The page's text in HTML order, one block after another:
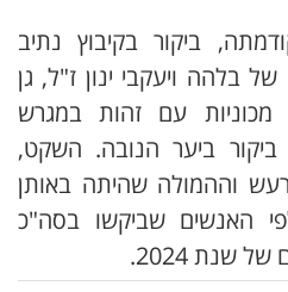
ביקור בקיבוץ נתיב
בלהה ויעקבי ינון ז"ל, גן
עם זהות במגרש
ביקור ביער הנובה. השקט,
וההמולה שהיתה באותן
האנשים שביקשו בסה"כ
שנת 2024.